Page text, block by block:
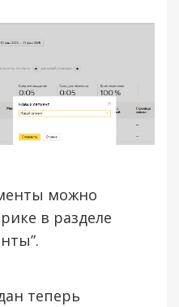
можно
в разделе
теперь